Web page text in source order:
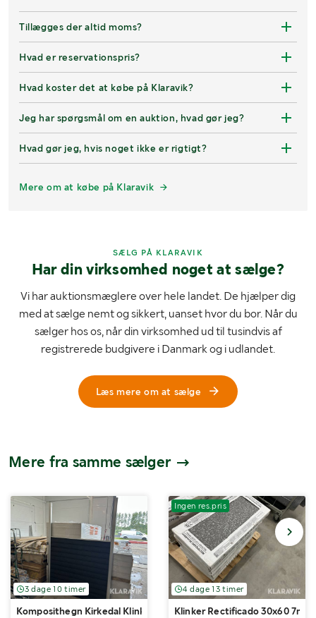
Tillægges der altid moms?
Hvad er reservationspris?
Hvad koster det at købe på Klaravik?
Jeg har spørgsmål om en auktion, hvad gør jeg?
Hvad gør jeg, hvis noget ikke er rigtigt?
Mere om at købe på Klaravik
SÆLG PÅ KLARAVIK
Har din virksomhed noget at sælge?
Vi har auktionsmæglere over hele landet. De hjælper dig
med at sælge nemt og sikkert, uanset hvor du bor. Når du
sælger hos os, når din virksomhed ud til tusindvis af
registrerede budgivere i Danmark og i udlandet.
Læs mere om at sælge
Mere fra samme sælger
3 dage 10 timer
Komposithegn Kirkedal Klink 20fag, 36 meter
Ingen res.pris
4 dage 13 timer
Klinker Rectificado 30x60 7m2